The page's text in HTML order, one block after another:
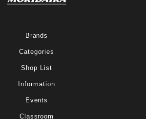
Brands
Categories
Shop List
Information
Events
Classroom